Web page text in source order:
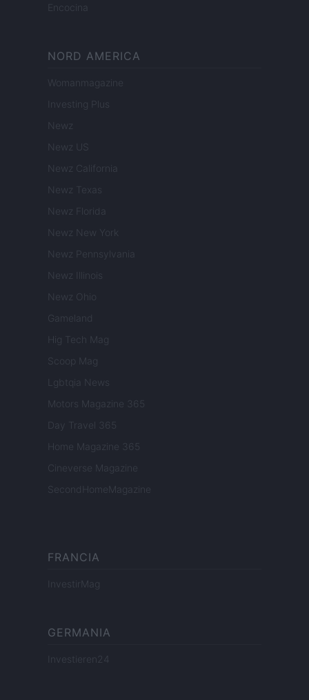
Encocina
NORD AMERICA
Womanmagazine
Investing Plus
Newz
Newz US
Newz California
Newz Texas
Newz Florida
Newz New York
Newz Pennsylvania
Newz Illinois
Newz Ohio
Gameland
Hig Tech Mag
Scoop Mag
Lgbtqia News
Motors Magazine 365
Day Travel 365
Home Magazine 365
Cineverse Magazine
SecondHomeMagazine
FRANCIA
InvestirMag
GERMANIA
Investieren24